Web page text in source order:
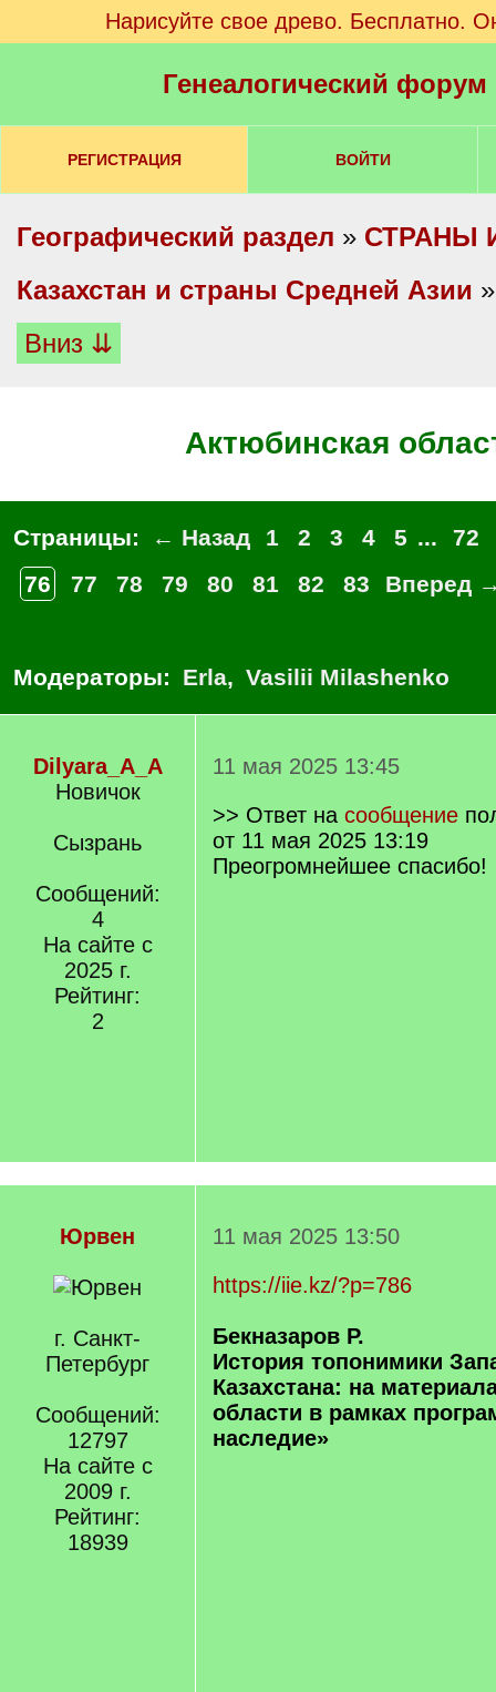
Нарисуйте свое древо. Бесплатно.
Генеалогический
РЕГИСТРАЦИЯ ВОЙТИ
Географический раздел » СТРАНЫ
Казахстан и страны Средней Азии
Вниз ⇊
Актюбинская
Страницы: ← Назад 1 2 3 4 5 ...
72
76
77 78 79 80 81 82 83 Вперед
Модераторы: Erla, Vasilii Milashenko
Dilyara_A_A
Новичок
Сызрань
Сообщений:
4
На сайте с
2025 г.
Рейтинг:
2
11 мая 2025 13:45
>> Ответ на сообщение
от 11 мая 2025 13:19
Преогромнейшее спасибо!
Юрвен
г. Санкт-
Петербург
Сообщений:
12797
На сайте с
2009 г.
Рейтинг:
18939
11 мая 2025 13:50
https://iie.kz/?p=786
Бекназаров Р.
История топонимики
Казахстана: на
области в рамках
наследие»